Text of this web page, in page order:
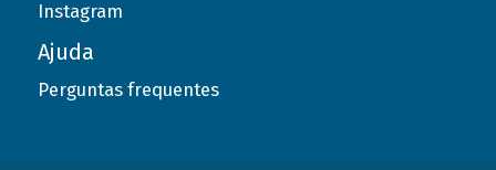
Instagram
Ajuda
Perguntas frequentes